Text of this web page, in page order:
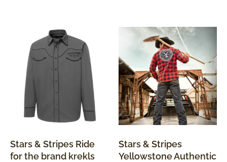
Stars & Stripes Ride
for the brand krekls
Stars & Stripes
Yellowstone Authentic